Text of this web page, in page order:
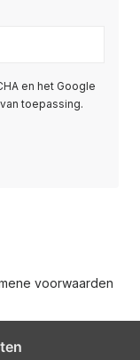
en het Google
toepassing.
voorwaarden